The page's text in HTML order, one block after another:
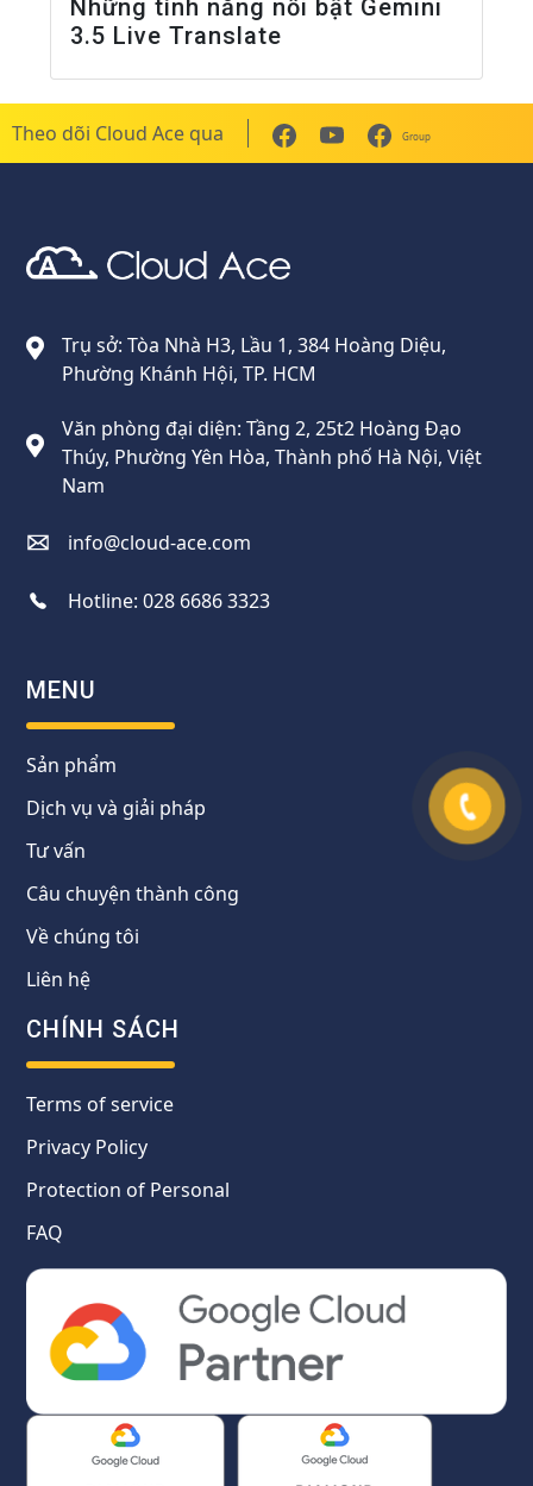
Những tính năng nổi bật Gemini
3.5 Live Translate
Theo dõi Cloud Ace qua Group
Trụ sở: Tòa Nhà H3, Lầu 1, 384 Hoàng Diệu,
Phường Khánh Hội, TP. HCM
Văn phòng đại diện: Tầng 2, 25t2 Hoàng Đạo
Thúy, Phường Yên Hòa, Thành phố Hà Nội, Việt
Nam
info@cloud-ace.com
Hotline:028 6686 3323
MENU
Sản phẩm
Dịch vụ và giải pháp
Tư vấn
Câu chuyện thành công
Về chúng tôi
Liên hệ
CHÍNH SÁCH
Terms of service
Privacy Policy
Protection of Personal
FAQ